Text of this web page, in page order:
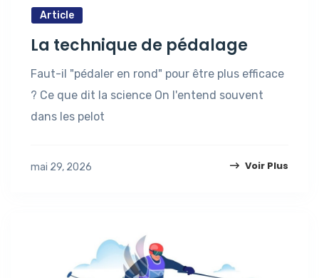
Article
La technique de pédalage
Faut-il "pédaler en rond" pour être plus efficace
? Ce que dit la science On l'entend souvent
dans les pelot
mai 29, 2026 Voir Plus